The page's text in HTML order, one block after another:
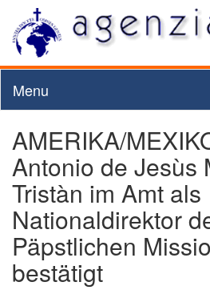
Menu
AMERIKA/
Antonio de Jesùs
Tristàn im Amt als
Nationaldirektor
Päpstlichen
bestätigt